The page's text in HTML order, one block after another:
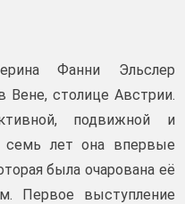
Фанни Эльслер
Вене, столице Австрии.
подвижной и
семь лет она впервые
была очарована её
Первое выступление